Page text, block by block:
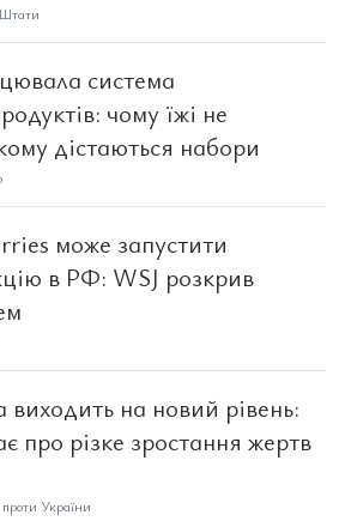
система
чому їжі не
дістаються набори
може запустити
в РФ: WSJ розкрив
виходить на новий рівень:
про різке зростання жертв
України